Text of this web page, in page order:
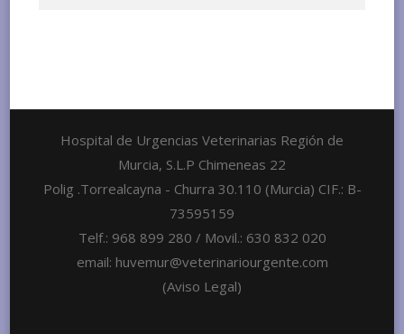
Hospital de Urgencias Veterinarias Región de
Murcia, S.L.P Chimeneas 22
Polig .Torrealcayna - Churra 30.110 (Murcia) CIF.: B-
73595159
Telf.: 968 899 280 / Movil.: 630 832 020
email: huvemur@veterinariourgente.com
(Aviso Legal)